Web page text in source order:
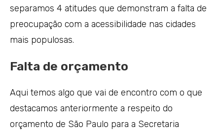
separamos 4 atitudes que demonstram a falta de
preocupação com a acessibilidade nas cidades
mais populosas.
Falta de orçamento
Aqui temos algo que vai de encontro com o que
destacamos anteriormente a respeito do
orçamento de São Paulo para a Secretaria